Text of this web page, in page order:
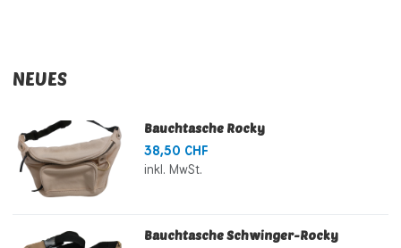
NEUES
Bauchtasche Rocky
38,50 CHF
inkl. MwSt.
Bauchtasche Schwinger-Rocky